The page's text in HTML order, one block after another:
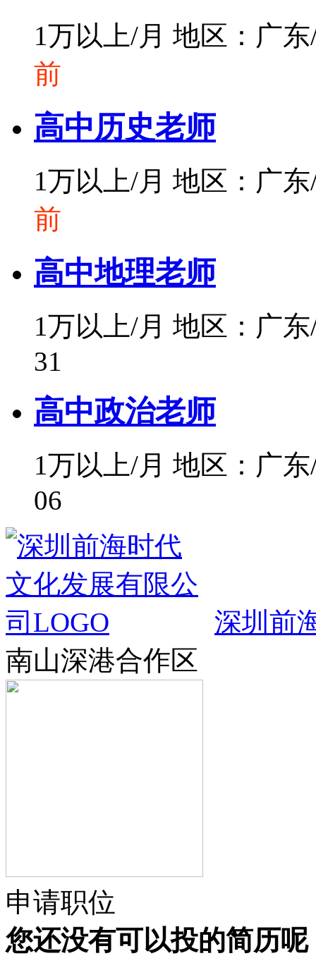
1万以上/月 地区：广
前
高中历史老师
1万以上/月 地区：广
前
高中地理老师
1万以上/月 地区：广
31
高中政治老师
1万以上/月 地区：广
06
深圳前
南山深港合作区
申请职位
您还没有可以投的简历呢